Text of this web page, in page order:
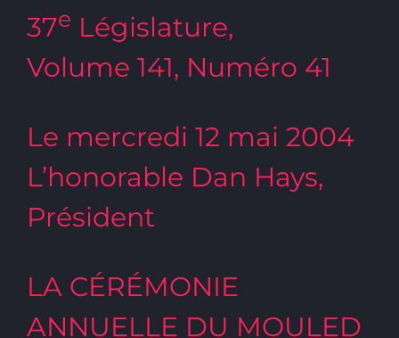
37e Législature,
Volume 141, Numéro 41
Le mercredi 12 mai 2004
L’honorable Dan Hays,
Président
LA CÉRÉMONIE
ANNUELLE DU MOULED